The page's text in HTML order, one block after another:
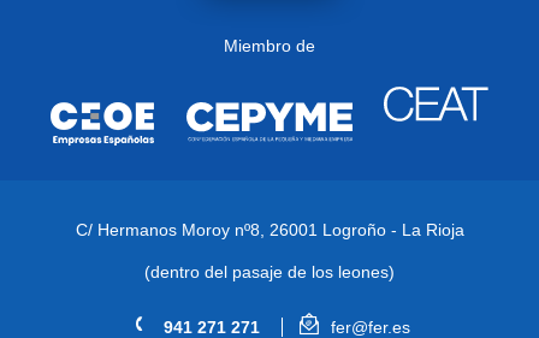
Miembro de
C/ Hermanos Moroy nº8, 26001 Logroño - La Rioja
(dentro del pasaje de los leones)
941 271 271 fer@fer.es